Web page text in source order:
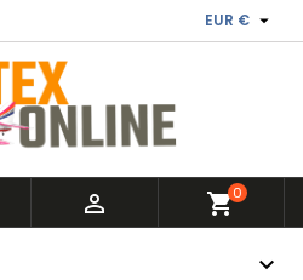
EUR € 
 shopping_cart0